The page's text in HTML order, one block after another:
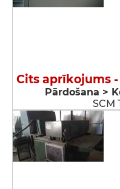
Cits aprīkojums
Pārdošana >
SCM